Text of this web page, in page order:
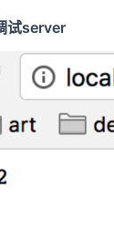
试server